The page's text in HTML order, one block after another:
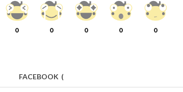
0 0 0 0 0
FACEBOOK (